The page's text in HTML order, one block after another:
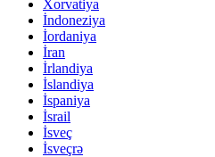
Xorvatiya
İndoneziya
İordaniya
İran
İrlandiya
İslandiya
İspaniya
İsrail
İsveç
İsveçrə